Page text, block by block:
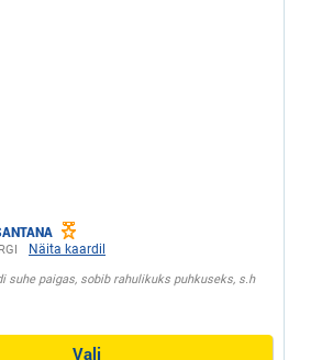
Näita kaardil
suhe paigas, sobib rahulikuks puhkuseks, s.h
Vali